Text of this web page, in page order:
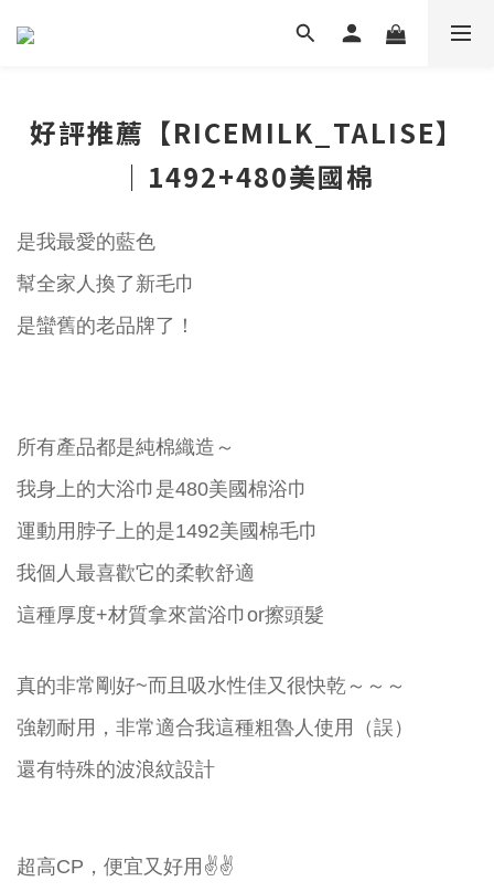
好評推薦【RICEMILK_TALISE】
｜1492+480美國棉
是我最愛的藍色
幫全家人換了新毛巾
是蠻舊的老品牌了！
所有產品都是純棉織造～
我身上的大浴巾是480美國棉浴巾
運動用脖子上的是1492美國棉毛巾
我個人最喜歡它的柔軟舒適
這種厚度+材質拿來當浴巾or擦頭髮
真的非常剛好~而且吸水性佳又很快乾～～～
強韌耐用，非常適合我這種粗魯人使用（誤）
還有特殊的波浪紋設計
超高CP，便宜又好用✌️✌️